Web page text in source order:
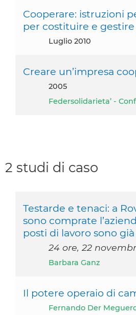
Cooperare: istruzioni
per costituire e
luglio 2010
Creare un’impresa
2005
Federsolidarieta’ -
2 studi di caso
Testarde e tenaci: a
sono comprate
posti di lavoro sono già
24 ore, 22
Barbara Ganz
Il potere operaio di
Fernando Der